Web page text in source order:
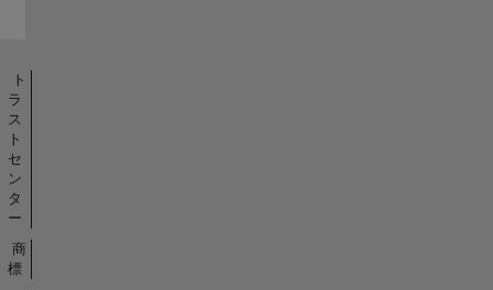
ト
ラ
ス
ト
セ
ン
タ
ー
商
標